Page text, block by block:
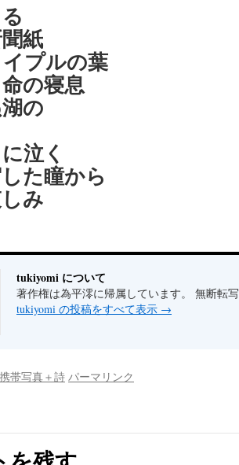
紙
プルの葉
の寝息
の
泣く
た瞳から
み
tukiyomi について
著作権は為平澪に帰属しています。 無断転
tukiyomi の投稿をすべて表示 →
帯写真＋詩 パーマリンク